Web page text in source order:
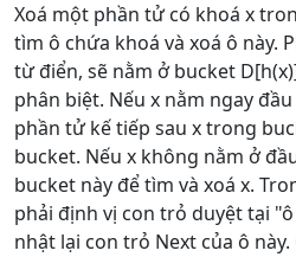
Xoá một phần tử có khoá x
tìm ô chứa khoá và xoá ô này.
từ điển, sẽ nằm ở bucket
phân biệt. Nếu x nằm ngay
phần tử kế tiếp sau x trong
bucket. Nếu x không nằm ở
bucket này để tìm và xoá x.
phải định vị con trỏ duyệt tại
nhật lại con trỏ Next của ô